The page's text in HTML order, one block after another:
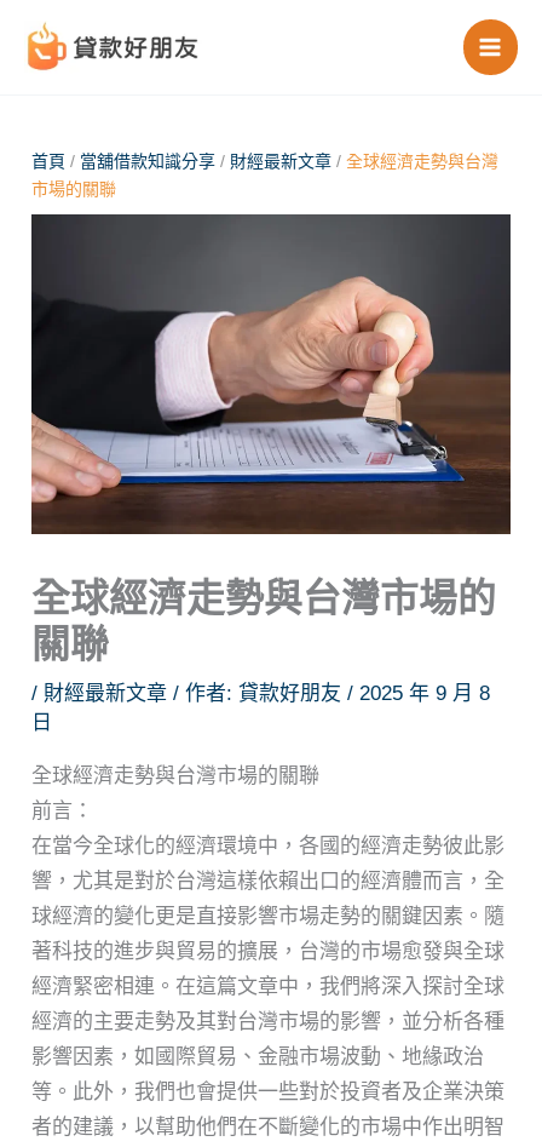
首頁 / 當舖借款知識分享 / 財經最新文章 /全球經濟走勢與台灣
市場的關聯
全球經濟走勢與台灣市場的
關聯
/ 財經最新文章 / 作者:貸款好朋友/ 2025 年 9 月 8
日
全球經濟走勢與台灣市場的關聯
前言：
在當今全球化的經濟環境中，各國的經濟走勢彼此影
響，尤其是對於台灣這樣依賴出口的經濟體而言，全
球經濟的變化更是直接影響市場走勢的關鍵因素。隨
著科技的進步與貿易的擴展，台灣的市場愈發與全球
經濟緊密相連。在這篇文章中，我們將深入探討全球
經濟的主要走勢及其對台灣市場的影響，並分析各種
影響因素，如國際貿易、金融市場波動、地緣政治
等。此外，我們也會提供一些對於投資者及企業決策
者的建議，以幫助他們在不斷變化的市場中作出明智